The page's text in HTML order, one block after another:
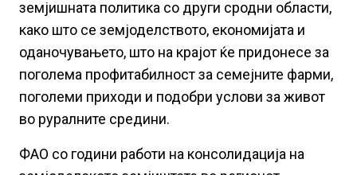
земјишната политика со други сродни области,
како што се земјоделството, економијата и
оданочувањето, што на крајот ќе придонесе за
поголема профитабилност за семејните фарми,
поголеми приходи и подобри услови за живот
во руралните средини.
ФАО со години работи на консолидација на